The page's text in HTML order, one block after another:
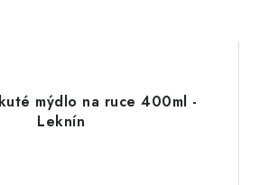
mýdlo na ruce 400ml -
Leknín